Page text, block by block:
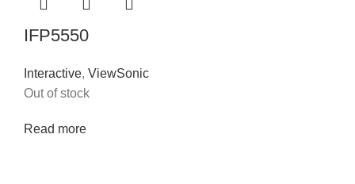
IFP5550
Interactive, ViewSonic
Out of stock
Read more